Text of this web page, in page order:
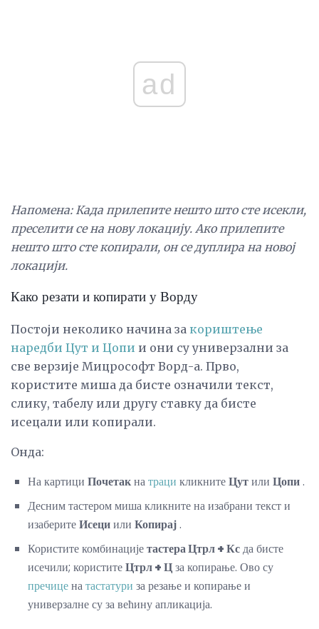
ad
Напомена: Када прилепите нешто што сте исекли,
преселити се на нову локацију. Ако прилепите
нешто што сте копирали, он се дуплира на новој
локацији.
Како резати и копирати у Ворду
Постоји неколико начина за кориштење
наредби Цут и Цопи и они су универзални за
све верзије Мицрософт Ворд-а. Прво,
користите миша да бисте означили текст,
слику, табелу или другу ставку да бисте
исецали или копирали.
Онда:
На картици Почетакнатраци кликнитеЦутили Цопи.
Десним тастером миша кликните на изабрани текст и
изаберитеИсециили Копирај.
Користите комбинацијетастера Цтрл + Ксда бисте
исечили; користитеЦтрл + Цза копирање. Ово су
пречиценатастатури за резање и копирање и
универзалне су за већину апликација.